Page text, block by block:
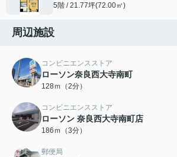
5階 / 21.77坪(72.00㎡)
周辺施設
コンビニエンスストア
ローソン奈良西大寺南町
128ｍ（2分）
コンビニエンスストア
ローソン 奈良西大寺南町店
186ｍ（3分）
郵便局